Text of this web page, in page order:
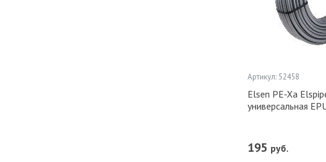
Артикул: 52458
Elsen PE-Xa
универсальная
195 руб.